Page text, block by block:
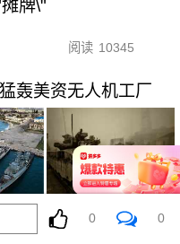
牌\"
阅读 10345
轰美资无人机工厂
8790 08-03
0 0